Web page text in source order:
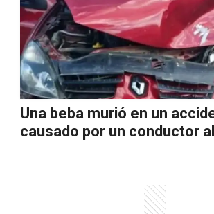
Una beba murió en un
causado por un conductor